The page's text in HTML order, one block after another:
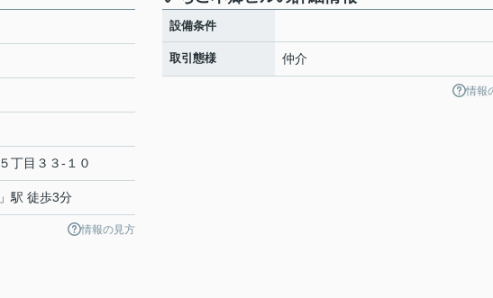
５丁目３３-１０
」駅 徒歩3分
情報の見方
設備条件
取引態様 仲介
情報